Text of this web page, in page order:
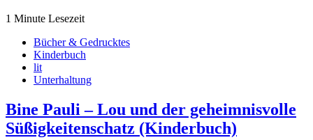
1 Minute Lesezeit
Bücher & Gedrucktes
Kinderbuch
lit
Unterhaltung
Bine Pauli – Lou und der geheimnisvolle
Süßigkeitenschatz (Kinderbuch)